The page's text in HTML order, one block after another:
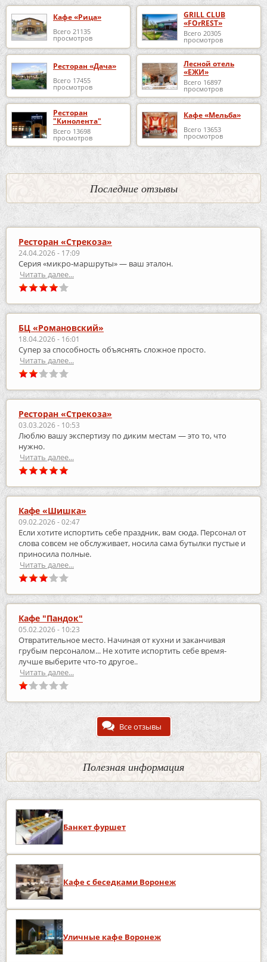
Кафе «Рица»
Всего 21135
просмотров
GRILL CLUB
«FOrREST»
Всего 20305
просмотров
Ресторан «Дача»
Всего 17455
просмотров
Лесной отель
«ЕЖИ»
Всего 16897
просмотров
Ресторан
"Кинолента"
Всего 13698
просмотров
Кафе «Мельба»
Всего 13653
просмотров
Последние отзывы
Ресторан «Стрекоза»
24.04.2026 - 17:09
Серия «микро‑маршруты» — ваш эталон.
Читать далее...
БЦ «Романовский»
18.04.2026 - 16:01
Супер за способность объяснять сложное просто.
Читать далее...
Ресторан «Стрекоза»
03.03.2026 - 10:53
Люблю вашу экспертизу по диким местам — это то, что
нужно.
Читать далее...
Кафе «Шишка»
09.02.2026 - 02:47
Если хотите испортить себе праздник, вам сюда. Персонал от
слова совсем не обслуживает, носила сама бутылки пустые и
приносила полные.
Читать далее...
Кафе "Пандок"
05.02.2026 - 10:23
Отвратительное место. Начиная от кухни и заканчивая
грубым персоналом... Не хотите испортить себе время-
лучше выберите что-то другое..
Читать далее...
Все отзывы
Полезная информация
Банкет фуршет
Кафе с беседками Воронеж
Уличные кафе Воронеж